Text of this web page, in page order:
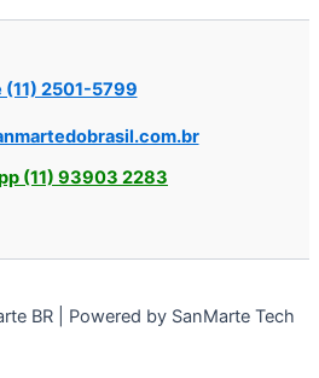
(11) 2501-5799
(11) 93903 2283
BR | Powered by SanMarte Tech